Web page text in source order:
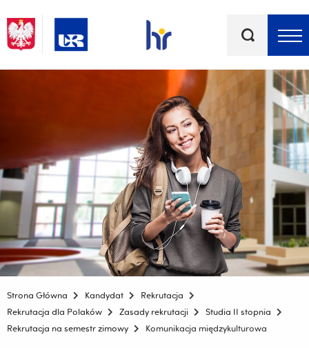
kluczowe
Strona Główna Kandydat
Rekrutacja
Rekrutacja dla Polaków
Zasady rekrutacji
Studia II stopnia
Rekrutacja na semestr zimowy
Komunikacja międzykulturowa